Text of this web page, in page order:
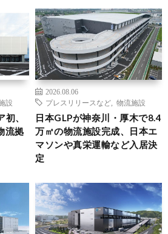
設
、
流拠
2026.08.06
プレスリリースなど
物流施設
日本GLPが神奈川・厚木で8.4
万㎡の物流施設完成、日本エ
マソンや真栄運輸など入居決
定